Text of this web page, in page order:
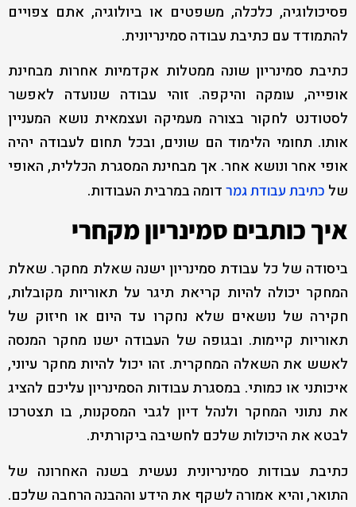
פסיכולוגיה, כלכלה, משפטים או ביולוגיה, אתם צפויים
להתמודד עם כתיבת עבודה סמינריונית.
כתיבת סמינריון שונה ממטלות אקדמיות אחרות מבחינת
אופייה, עומקה והיקפה. זוהי עבודה שנועדה לאפשר
לסטודנט לחקור בצורה מעמיקה ועצמאית נושא המעניין
אותו. תחומי הלימוד הם שונים, ובכל תחום לעבודה יהיה
אופי אחר ונושא אחר. אך מבחינת המסגרת הכללית, האופי
של כתיבת עבודת גמר דומה במרבית העבודות.
איך כותבים סמינריון מקחרי
ביסודה של כל עבודת סמינריון ישנה שאלת מחקר. שאלת
המחקר יכולה להיות קריאת תיגר על תאוריות מקובלות,
חקירה של נושאים שלא נחקרו עד היום או חיזוק של
תאוריות קיימות. ובגופה של העבודה ישנו מחקר המנסה
לאשש את השאלה המחקרית. זהו יכול להיות מחקר עיוני,
איכותני או כמותי. במסגרת עבודות הסמינריון עליכם להציג
את נתוני המחקר ולנהל דיון לגבי המסקנות, בו תצטרכו
לבטא את היכולות שלכם לחשיבה ביקורתית.
כתיבת עבודות סמינריונית נעשית בשנה האחרונה של
התואר, והיא אמורה לשקף את הידע וההבנה הרחבה שלכם.